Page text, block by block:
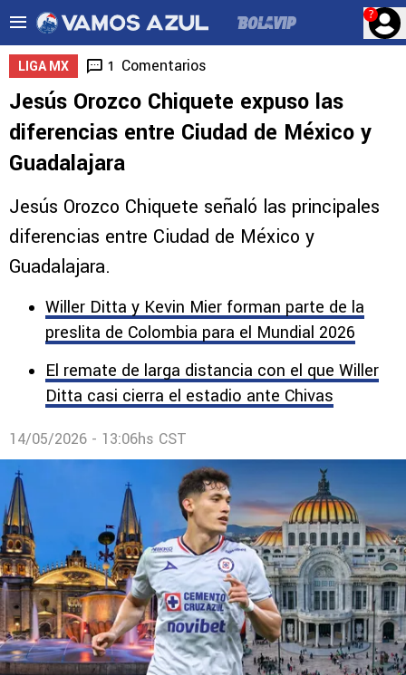
?
LIGA MX 1 Comentarios
Jesús Orozco Chiquete expuso las
diferencias entre Ciudad de México y
Guadalajara
Jesús Orozco Chiquete señaló las principales
diferencias entre Ciudad de México y
Guadalajara.
Willer Ditta y Kevin Mier forman parte de la
preslita de Colombia para el Mundial 2026
El remate de larga distancia con el que Willer
Ditta casi cierra el estadio ante Chivas
14/05/2026 - 13:06hs CST